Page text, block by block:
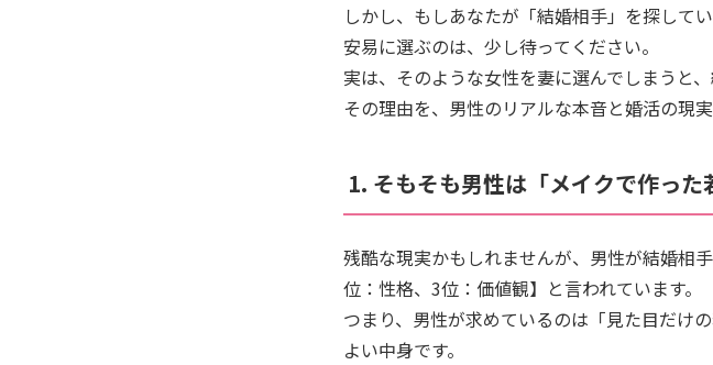
しかし、もしあなたが「結婚相手」を探して
安易に選ぶのは、少し待ってください。
実は、そのような女性を妻に選んでしまうと
その理由を、男性のリアルな本音と婚活の現
1. そもそも男性は「メイクで作っ
残酷な現実かもしれませんが、男性が結婚相
位：性格、3位：価値観】と言われています。
つまり、男性が求めているのは「見た目だけ
よい中身です。